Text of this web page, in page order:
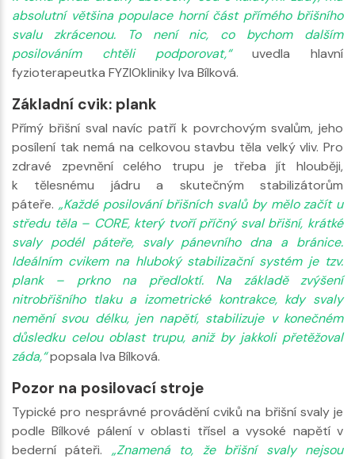
absolutní většina populace horní část přímého břišního
svalu zkrácenou. To není nic, co bychom dalším
posilováním chtěli podporovat,“uvedla hlavní
fyzioterapeutka FYZIOkliniky Iva Bílková.
Základní cvik: plank
Přímý břišní sval navíc patří k povrchovým svalům, jeho
posílení tak nemá na celkovou stavbu těla velký vliv. Pro
zdravé zpevnění celého trupu je třeba jít hlouběji,
k tělesnému jádru a skutečným stabilizátorům
páteře. „Každé posilování břišních svalů by mělo začít u
středu těla – CORE, který tvoří příčný sval břišní, krátké
svaly podél páteře, svaly pánevního dna a bránice.
Ideálním cvikem na hluboký stabilizační systém je tzv.
plank – prkno na předloktí. Na základě zvýšení
nitrobřišního tlaku a izometrické kontrakce, kdy svaly
nemění svou délku, jen napětí, stabilizuje v konečném
důsledku celou oblast trupu, aniž by jakkoli přetěžoval
záda,“popsala Iva Bílková.
Pozor na posilovací stroje
Typické pro nesprávné provádění cviků na břišní svaly je
podle Bílkové pálení v oblasti třísel a vysoké napětí v
bederní páteři. „Znamená to, že břišní svaly nejsou